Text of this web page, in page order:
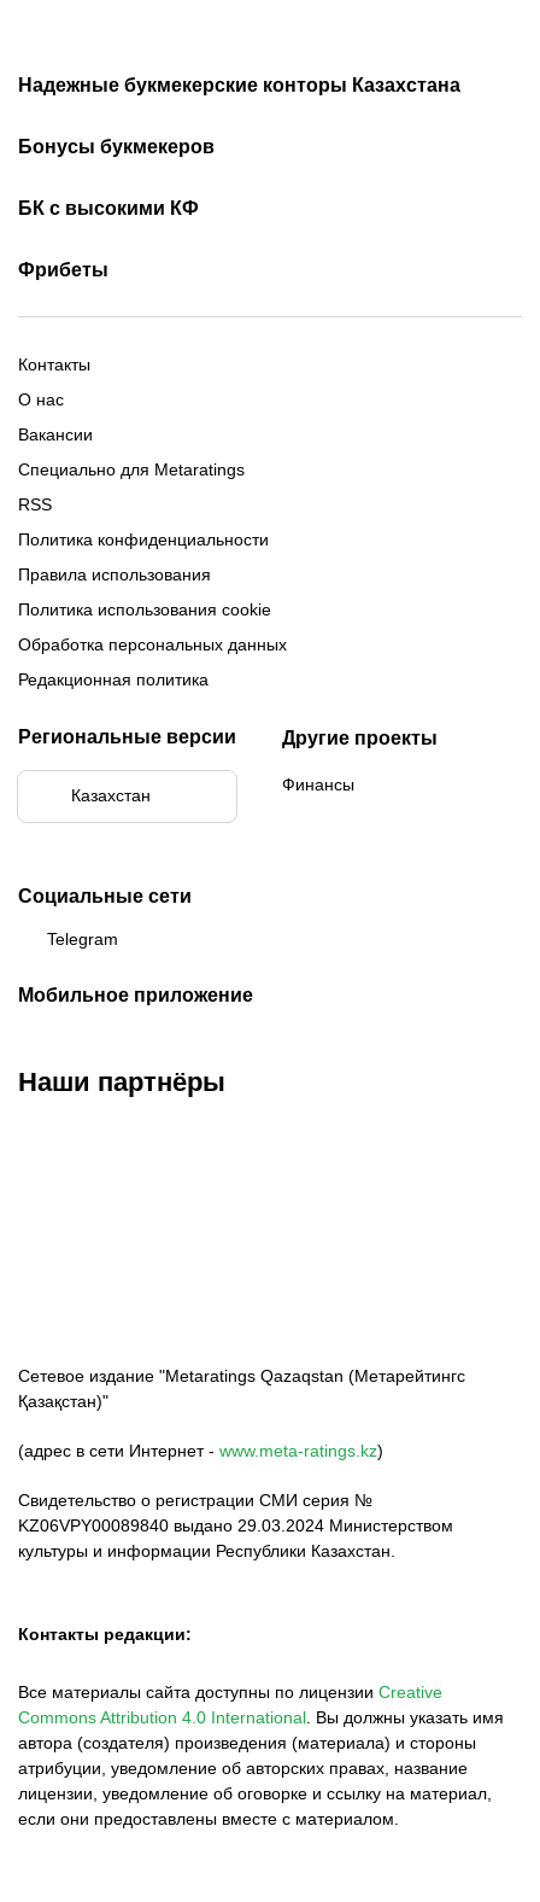
Надежные букмекерские конторы Казахстана
Бонусы букмекеров
За установку приложения
БК с высокими КФ
Фрибеты
Старым игрокам
Фрибет на День Рождения
Контакты
О нас
Вакансии
Специально для Metaratings
RSS
Политика конфиденциальности
Правила использования
Политика использования cookie
Обработка персональных данных
Редакционная политика
Региональные версии
Казахстан
Другие проекты
Финансы
Социальные сети
Telegram
Мобильное приложение
Наши партнёры
Сетевое издание "Metaratings Qazaqstan (Метарейтингс
Қазақстан)"
(адрес в сети Интернет - www.meta-ratings.kz)
Свидетельство о регистрации СМИ серия №
KZ06VPY00089840 выдано 29.03.2024 Министерством
культуры и информации Республики Казахстан.
Контакты редакции:
Все материалы сайта доступны по лицензии Creative
Commons Attribution 4.0 International Вы должны указать имя
автора (создателя) произведения (материала) и стороны
атрибуции, уведомление об авторских правах, название
лицензии, уведомление об оговорке и ссылку на материал,
если они предоставлены вместе с материалом.